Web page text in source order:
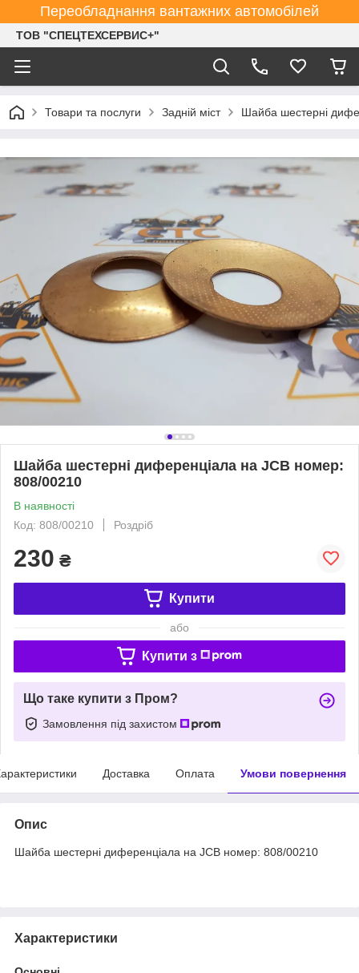
Переобладнання вантажних автомобілей
ТОВ "СПЕЦТЕХСЕРВИС+"
Товари та послуги Задній міст Шайба шестерні
Шайба шестерні диференціала на JCB номер:
808/00210
В наявності
Код: 808/00210
Роздріб
230 ₴
Купити
або
Купити з
Що таке купити з Пром?
Замовлення під захистом
Доставка Оплата Умови повернення
Опис
Шайба шестерні диференціала на JCB номер: 808/00210
Характеристики